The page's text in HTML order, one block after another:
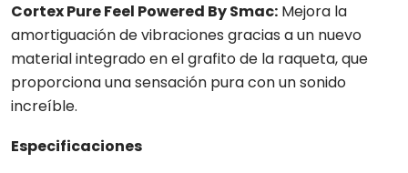
Cortex Pure Feel Powered By Smac: Mejora la
amortiguación de vibraciones gracias a un nuevo
material integrado en el grafito de la raqueta, que
proporciona una sensación pura con un sonido
increíble.
Especificaciones